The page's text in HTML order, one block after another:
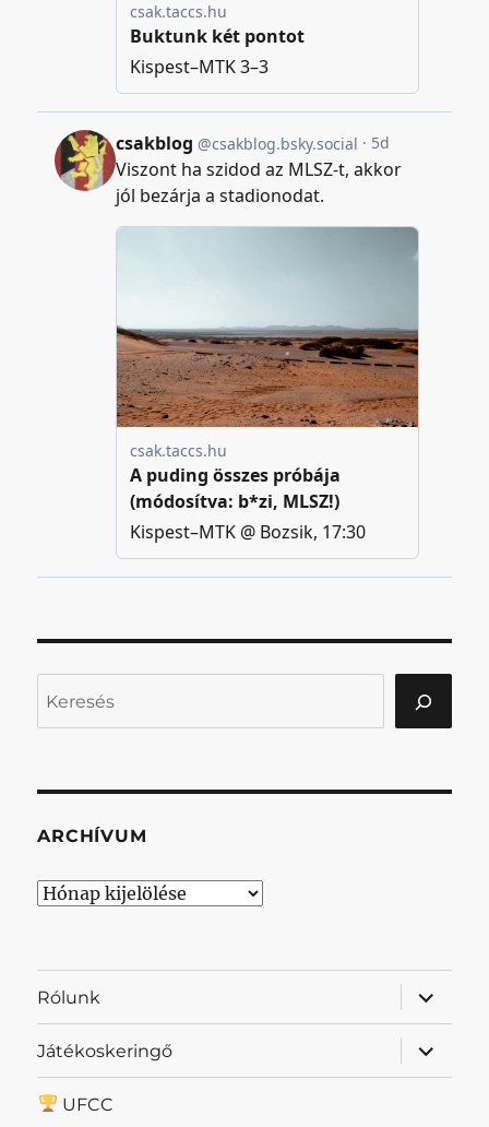
ARCHÍVUM
Archívum
Rólunk
almenü
Játékoskeringő
almenü
UFCC